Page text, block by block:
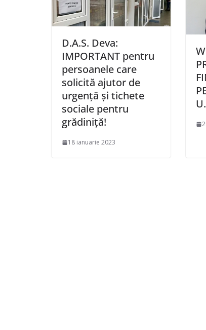
D.A.S. Deva:
IMPORTANT pentru
persoanele care
solicită ajutor de
urgență și tichete
sociale pentru
grădiniță!
18 ianuarie 2023